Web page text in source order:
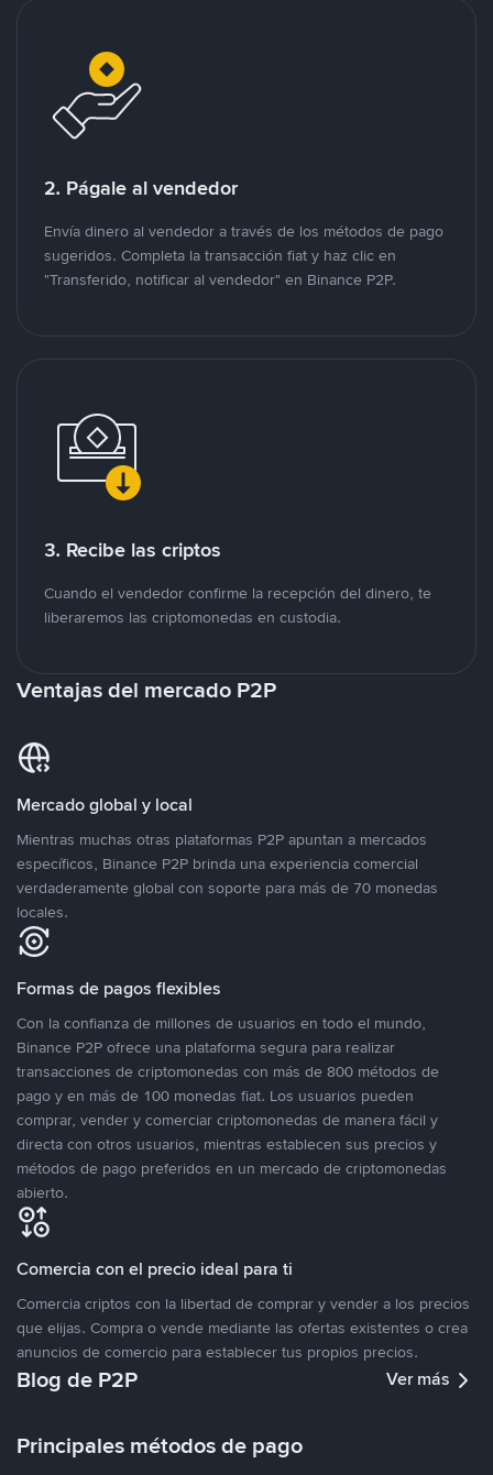
2. Págale al vendedor
Envía dinero al vendedor a través de los métodos de pago
sugeridos. Completa la transacción fiat y haz clic en
"Transferido, notificar al vendedor" en Binance P2P.
3. Recibe las criptos
Cuando el vendedor confirme la recepción del dinero, te
liberaremos las criptomonedas en custodia.
Ventajas del mercado P2P
Mercado global y local
Mientras muchas otras plataformas P2P apuntan a mercados
específicos, Binance P2P brinda una experiencia comercial
verdaderamente global con soporte para más de 70 monedas
locales.
Formas de pagos flexibles
Con la confianza de millones de usuarios en todo el mundo,
Binance P2P ofrece una plataforma segura para realizar
transacciones de criptomonedas con más de 800 métodos de
pago y en más de 100 monedas fiat. Los usuarios pueden
comprar, vender y comerciar criptomonedas de manera fácil y
directa con otros usuarios, mientras establecen sus precios y
métodos de pago preferidos en un mercado de criptomonedas
abierto.
Comercia con el precio ideal para ti
Comercia criptos con la libertad de comprar y vender a los precios
que elijas. Compra o vende mediante las ofertas existentes o crea
anuncios de comercio para establecer tus propios precios.
Blog de P2P Ver más
Principales métodos de pago